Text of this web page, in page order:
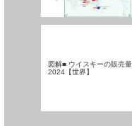
図解■ ウイスキーの販売
2024【世界】